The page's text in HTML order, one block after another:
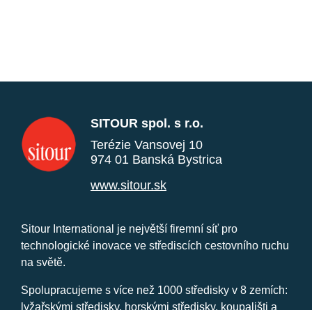
SITOUR spol. s r.o.
Terézie Vansovej 10
974 01 Banská Bystrica
www.sitour.sk
Sitour International je největší firemní síť pro
technologické inovace ve střediscích cestovního ruchu
na světě.
Spolupracujeme s více než 1000 středisky v 8 zemích:
lyžařskými středisky, horskými středisky, koupališti a